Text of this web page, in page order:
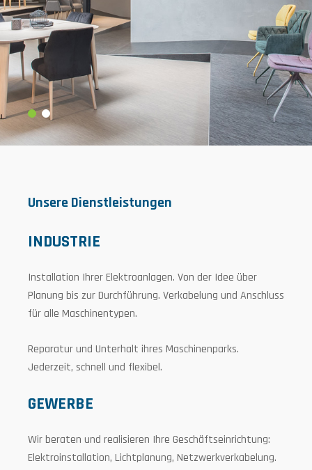
Industrie & Gewerbe
Privat
Unsere Dienstleistungen
INDUSTRIE
Installation Ihrer Elektroanlagen. Von der Idee über
Planung bis zur Durchführung. Verkabelung und Anschluss
für alle Maschinentypen.
Reparatur und Unterhalt ihres Maschinenparks.
Jederzeit, schnell und flexibel.
GEWERBE
Wir beraten und realisieren Ihre Geschäftseinrichtung:
Elektroinstallation, Lichtplanung, Netzwerkverkabelung.
Unsere Dienstleistungen
PRIVAT
Hochwertige und energieeffiziente Elektroinstallationen
für Ihren Neu- oder Umbau.
Lichtsysteme für Ihren Innen und Außenbereich.
Steuern Sie Beleuchtung, Rolläden, Heizung oder
und installieren alle Bus-Systeme nach KNX-Standard für
ihr Smarthome.